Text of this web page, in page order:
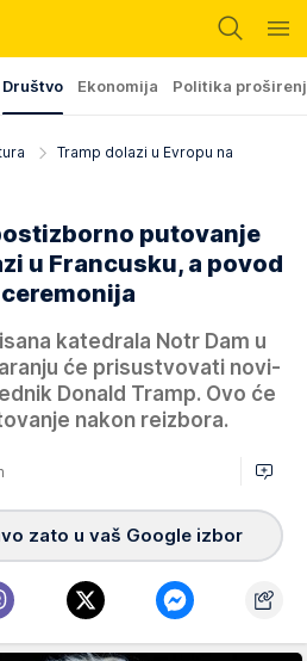
Društvo Ekonomija Politika
Tramp dolazi u Evropu na
putovanje
u Francusku, a povod
katedrala Notr Dam u
će prisustvovati novi-
Donald Tramp. Ovo će
nakon reizbora.
zato u vaš Google izbor